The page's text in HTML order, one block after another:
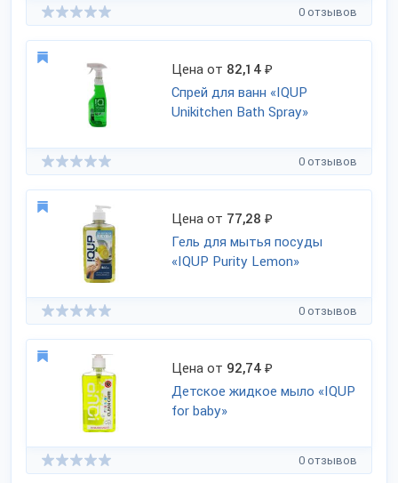
0 отзывов
Цена от 82,14 ₽
Спрей для ванн «IQUP
Unikitchen Bath Spray»
0 отзывов
Цена от 77,28 ₽
Гель для мытья посуды
«IQUP Purity Lemon»
0 отзывов
Цена от 92,74 ₽
Детское жидкое мыло «IQUP
for baby»
0 отзывов